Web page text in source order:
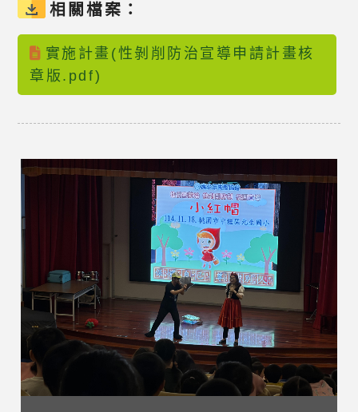
相關檔案：
實施計畫(性剝削防治宣導申請計畫核
章版.pdf)